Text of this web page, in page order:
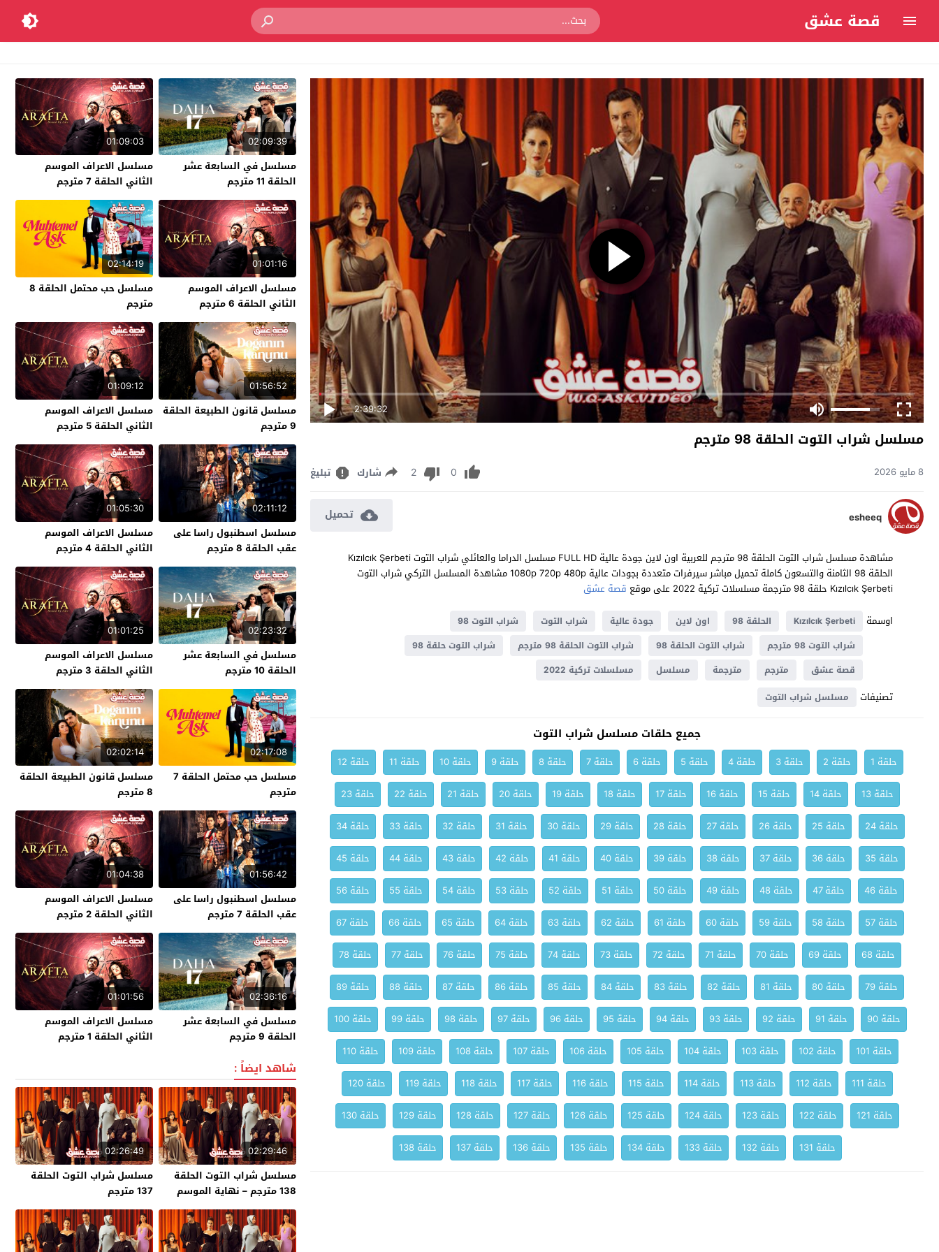
قصة عشق
2:39:32
مسلسل شراب التوت الحلقة 98 مترجم
8 مايو 2026 0
2 شارك تبليغ
esheeq تحميل
مشاهدة مسلسل شراب التوت الحلقة 98 مترجم للعربية اون لاين جودة عالية FULL HD مسلسل الدراما والعائلي شراب التوت Kızılcık Şerbeti
الحلقة 98 الثامنة والتسعون كاملة تحميل مباشر سيرفرات متعددة بجودات عالية 1080p 720p 480p مشاهدة المسلسل التركي شراب التوت
Kızılcık Şerbeti حلقة 98 مترجمة مسلسلات تركية 2022 على موقع
قصة عشق
اوسمة
Kızılcık Şerbeti الحلقة 98 اون لاين جودة عالية شراب التوت
شراب التوت 98
شراب التوت 98 مترجم
شراب التوت الحلقة 98 شراب التوت الحلقة 98 مترجم
شراب التوت حلقة 98
قصة عشق
مترجم مترجمة مسلسل مسلسلات تركية 2022
تصنيفات مسلسل شراب التوت
جميع حلقات مسلسل شراب التوت
حلقة 1 حلقة 2 حلقة 3 حلقة 4 حلقة 5 حلقة 6 حلقة 7 حلقة 8 حلقة 9 حلقة 10 حلقة 11
حلقة 12
حلقة 13
حلقة 14 حلقة 15 حلقة 16 حلقة 17 حلقة 18 حلقة 19 حلقة 20 حلقة 21 حلقة 22
حلقة 23
حلقة 24
حلقة 25 حلقة 26 حلقة 27 حلقة 28 حلقة 29 حلقة 30 حلقة 31 حلقة 32 حلقة 33
حلقة 34
حلقة 35
حلقة 36 حلقة 37 حلقة 38 حلقة 39 حلقة 40 حلقة 41 حلقة 42 حلقة 43 حلقة 44
حلقة 45
حلقة 46
حلقة 47 حلقة 48 حلقة 49 حلقة 50 حلقة 51 حلقة 52 حلقة 53 حلقة 54 حلقة 55
حلقة 56
حلقة 57
حلقة 58 حلقة 59 حلقة 60 حلقة 61 حلقة 62 حلقة 63 حلقة 64 حلقة 65 حلقة 66
حلقة 67
حلقة 68
حلقة 69 حلقة 70 حلقة 71 حلقة 72 حلقة 73 حلقة 74 حلقة 75 حلقة 76 حلقة 77
حلقة 78
حلقة 79
حلقة 80 حلقة 81 حلقة 82 حلقة 83 حلقة 84 حلقة 85 حلقة 86 حلقة 87 حلقة 88
حلقة 89
حلقة 90
حلقة 91 حلقة 92 حلقة 93 حلقة 94 حلقة 95 حلقة 96 حلقة 97 حلقة 98 حلقة 99
حلقة 100
حلقة 101
حلقة 102 حلقة 103 حلقة 104 حلقة 105 حلقة 106 حلقة 107 حلقة 108 حلقة 109
حلقة 110
حلقة 111
حلقة 112 حلقة 113 حلقة 114 حلقة 115 حلقة 116 حلقة 117 حلقة 118 حلقة 119
حلقة 120
حلقة 121
حلقة 122 حلقة 123 حلقة 124 حلقة 125 حلقة 126 حلقة 127 حلقة 128 حلقة 129
حلقة 130
حلقة 131
حلقة 132 حلقة 133 حلقة 134 حلقة 135 حلقة 136 حلقة 137 حلقة 138
02:09:39
مسلسل في السابعة عشر
الحلقة 11 مترجم
01:09:03
مسلسل الاعراف الموسم
الثاني الحلقة 7 مترجم
01:01:16
مسلسل الاعراف الموسم
الثاني الحلقة 6 مترجم
02:14:19
مسلسل حب محتمل الحلقة 8
مترجم
01:56:52
مسلسل قانون الطبيعة الحلقة
9 مترجم
01:09:12
مسلسل الاعراف الموسم
الثاني الحلقة 5 مترجم
02:11:12
مسلسل اسطنبول راسا على
عقب الحلقة 8 مترجم
01:05:30
مسلسل الاعراف الموسم
الثاني الحلقة 4 مترجم
02:23:32
مسلسل في السابعة عشر
الحلقة 10 مترجم
01:01:25
مسلسل الاعراف الموسم
الثاني الحلقة 3 مترجم
02:17:08
مسلسل حب محتمل الحلقة 7
مترجم
02:02:14
مسلسل قانون الطبيعة الحلقة
8 مترجم
01:56:42
مسلسل اسطنبول راسا على
عقب الحلقة 7 مترجم
01:04:38
مسلسل الاعراف الموسم
الثاني الحلقة 2 مترجم
02:36:16
مسلسل في السابعة عشر
الحلقة 9 مترجم
01:01:56
مسلسل الاعراف الموسم
الثاني الحلقة 1 مترجم
شاهد ايضاً :
02:29:46
مسلسل شراب التوت الحلقة
138 مترجم – نهاية الموسم
02:26:49
مسلسل شراب التوت الحلقة
137 مترجم